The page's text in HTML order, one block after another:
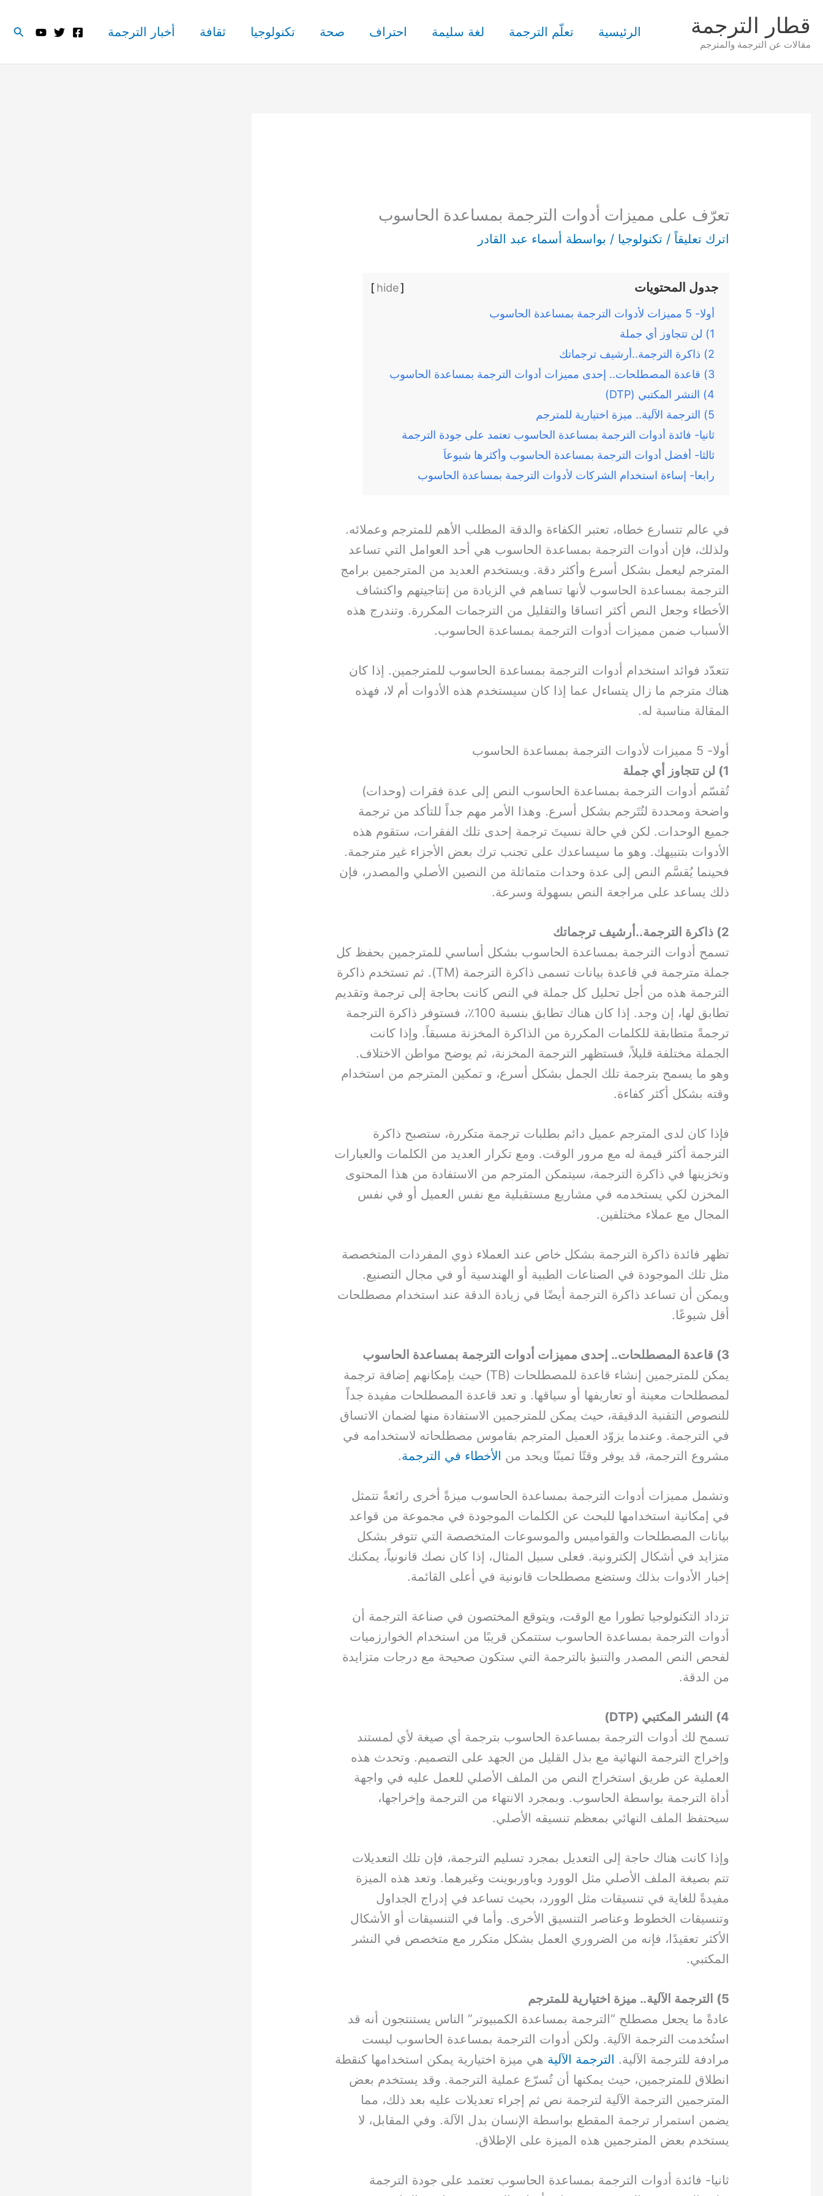
إلى
المحتوى
قطار الترجمة
مقالات عن الترجمة والمترجم
الرئيسية تعلّم الترجمة لغة سليمة احتراف صحة تكنولوجيا ثقافة أخبار الترجمة
تعرّف على مميزات أدوات الترجمة بمساعدة الحاسوب
اترك تعليقاً / تكنولوجيا / بواسطة أسماء عبد القادر
جدول المحتويات [
hide
]
أولا- 5 مميزات لأدوات الترجمة بمساعدة الحاسوب
1) لن تتجاوز أي جملة
2) ذاكرة الترجمة..أرشيف ترجماتك
3) قاعدة المصطلحات.. إحدى مميزات أدوات الترجمة بمساعدة الحاسوب
4) النشر المكتبي (DTP)
5) الترجمة الآلية.. ميزة اختيارية للمترجم
ثانيا- فائدة أدوات الترجمة بمساعدة الحاسوب تعتمد على جودة الترجمة
ثالثا- أفضل أدوات الترجمة بمساعدة الحاسوب وأكثرها شيوعاً
رابعا- إساءة استخدام الشركات لأدوات الترجمة بمساعدة الحاسوب
في عالم تتسارع خطاه، تعتبر الكفاءة والدقة المطلب الأهم للمترجم وعملائه.
ولذلك، فإن أدوات الترجمة بمساعدة الحاسوب هي أحد العوامل التي تساعد
المترجم ليعمل بشكل أسرع وأكثر دقة. ويستخدم العديد من المترجمين برامج
الترجمة بمساعدة الحاسوب لأنها تساهم في الزيادة من إنتاجيتهم واكتشاف
الأخطاء وجعل النص أكثر اتساقا والتقليل من الترجمات المكررة. وتندرج هذه
الأسباب ضمن مميزات أدوات الترجمة بمساعدة الحاسوب.
تتعدّد فوائد استخدام أدوات الترجمة بمساعدة الحاسوب للمترجمين. إذا كان
هناك مترجم ما زال يتساءل عما إذا كان سيستخدم هذه الأدوات أم لا، فهذه
المقالة مناسبة له.
أولا- 5 مميزات لأدوات الترجمة بمساعدة الحاسوب
1) لن تتجاوز أي جملة
تُقسّم أدوات الترجمة بمساعدة الحاسوب النص إلى عدة فقرات (وحدات)
واضحة ومحددة لتُتَرجم بشكل أسرع. وهذا الأمر مهم جداً للتأكد من ترجمة
جميع الوحدات. لكن في حالة نسيتَ ترجمة إحدى تلك الفقرات، ستقوم هذه
الأدوات بتنبيهك. وهو ما سيساعدك على تجنب ترك بعض الأجزاء غير مترجمة.
فحينما يُقسَّم النص إلى عدة وحدات متماثلة من النصين الأصلي والمصدر، فإن
ذلك يساعد على مراجعة النص بسهولة وسرعة.
2) ذاكرة الترجمة..أرشيف ترجماتك
تسمح أدوات الترجمة بمساعدة الحاسوب بشكل أساسي للمترجمين بحفظ كل
جملة مترجمة في قاعدة بيانات تسمى ذاكرة الترجمة (TM). ثم تستخدم ذاكرة
الترجمة هذه من أجل تحليل كل جملة في النص كانت بحاجة إلى ترجمة وتقديم
تطابق لها، إن وجد. إذا كان هناك تطابق بنسبة 100٪، فستوفر ذاكرة الترجمة
ترجمةً متطابقة للكلمات المكررة من الذاكرة المخزنة مسبقاً. وإذا كانت
الجملة مختلفة قليلاً، فستظهر الترجمة المخزنة، ثم يوضح مواطن الاختلاف.
وهو ما يسمح بترجمة تلك الجمل بشكل أسرع، و تمكين المترجم من استخدام
وقته بشكل أكثر كفاءة.
فإذا كان لدى المترجم عميل دائم بطلبات ترجمة متكررة، ستصبح ذاكرة
الترجمة أكثر قيمة له مع مرور الوقت. ومع تكرار العديد من الكلمات والعبارات
وتخزينها في ذاكرة الترجمة، سيتمكن المترجم من الاستفادة من هذا المحتوى
المخزن لكي يستخدمه في مشاريع مستقبلية مع نفس العميل أو في نفس
المجال مع عملاء مختلفين.
تظهر فائدة ذاكرة الترجمة بشكل خاص عند العملاء ذوي المفردات المتخصصة
مثل تلك الموجودة في الصناعات الطبية أو الهندسية أو في مجال التصنيع.
ويمكن أن تساعد ذاكرة الترجمة أيضًا في زيادة الدقة عند استخدام مصطلحات
أقل شيوعًا.
3) قاعدة المصطلحات.. إحدى مميزات أدوات الترجمة بمساعدة الحاسوب
يمكن للمترجمين إنشاء قاعدة للمصطلحات (TB) حيث بإمكانهم إضافة ترجمة
لمصطلحات معينة أو تعاريفها أو سياقها. و تعد قاعدة المصطلحات مفيدة جداً
للنصوص التقنية الدقيقة، حيث يمكن للمترجمين الاستفادة منها لضمان الاتساق
في الترجمة. وعندما يزوّد العميل المترجم بقاموس مصطلحاته لاستخدامه في
مشروع الترجمة، قد يوفر وقتًا ثمينًا ويحد من الأخطاء في الترجمة.
وتشمل مميزات أدوات الترجمة بمساعدة الحاسوب ميزةً أخرى رائعةً تتمثل
في إمكانية استخدامها للبحث عن الكلمات الموجودة في مجموعة من قواعد
بيانات المصطلحات والقواميس والموسوعات المتخصصة التي تتوفر بشكل
متزايد في أشكال إلكترونية. فعلى سبيل المثال، إذا كان نصك قانونياً، يمكنك
إخبار الأدوات بذلك وستضع مصطلحات قانونية في أعلى القائمة.
تزداد التكنولوجيا تطورا مع الوقت، ويتوقع المختصون في صناعة الترجمة أن
أدوات الترجمة بمساعدة الحاسوب ستتمكن قريبًا من استخدام الخوارزميات
لفحص النص المصدر والتنبؤ بالترجمة التي ستكون صحيحة مع درجات متزايدة
من الدقة.
4) النشر المكتبي (DTP)
تسمح لك أدوات الترجمة بمساعدة الحاسوب بترجمة أي صيغة لأي لمستند
وإخراج الترجمة النهائية مع بذل القليل من الجهد على التصميم. وتحدث هذه
العملية عن طريق استخراج النص من الملف الأصلي للعمل عليه في واجهة
أداة الترجمة بواسطة الحاسوب. وبمجرد الانتهاء من الترجمة وإخراجها،
سيحتفظ الملف النهائي بمعظم تنسيقه الأصلي.
وإذا كانت هناك حاجة إلى التعديل بمجرد تسليم الترجمة، فإن تلك التعديلات
تتم بصيغة الملف الأصلي مثل الوورد وباوربوينت وغيرهما. وتعد هذه الميزة
مفيدةً للغاية في تنسيقات مثل الوورد، بحيث تساعد في إدراج الجداول
وتنسيقات الخطوط وعناصر التنسيق الأخرى. وأما في التنسيقات أو الأشكال
الأكثر تعقيدًا، فإنه من الضروري العمل بشكل متكرر مع متخصص في النشر
المكتبي.
5) الترجمة الآلية.. ميزة اختيارية للمترجم
عادةً ما يجعل مصطلح “الترجمة بمساعدة الكمبيوتر” الناس يستنتجون أنه قد
استُخدمت الترجمة الآلية. ولكن أدوات الترجمة بمساعدة الحاسوب ليست
مرادفة للترجمة الآلية. الترجمة الآلية هي ميزة اختيارية يمكن استخدامها كنقطة
انطلاق للمترجمين، حيث يمكنها أن تُسرّع عملية الترجمة. وقد يستخدم بعض
المترجمين الترجمة الآلية لترجمة نص ثم إجراء تعديلات عليه بعد ذلك، مما
يضمن استمرار ترجمة المقطع بواسطة الإنسان بدل الآلة. وفي المقابل، لا
يستخدم بعض المترجمين هذه الميزة على الإطلاق.
ثانيا- فائدة أدوات الترجمة بمساعدة الحاسوب تعتمد على جودة الترجمة